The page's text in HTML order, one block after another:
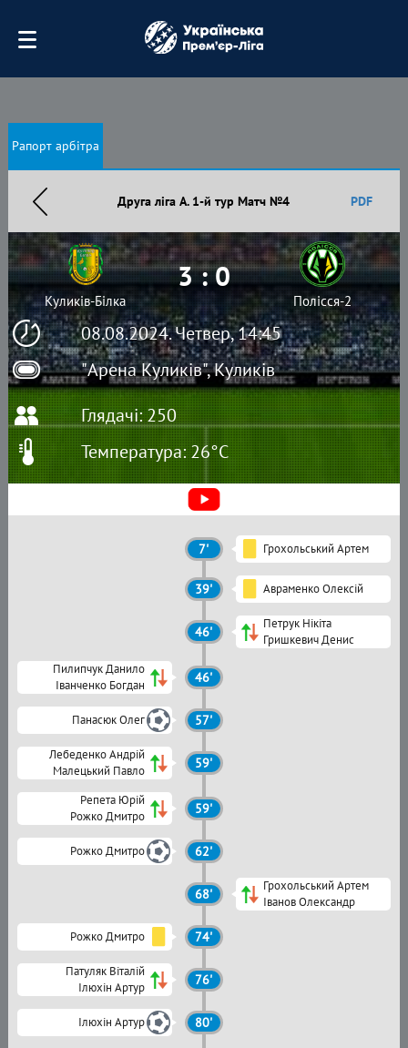
Рапорт арбітра
Друга ліга А. 1-й тур Матч №4 PDF
08.08.2024. Четвер, 14:45
"Арена Куликів", Куликів
Куликів-Білка
3 : 0
Полісся-2
Глядачі: 250
Температура: 26°C
7' Грохольський Артем
39' Авраменко Олексій
46'
Петрук Нікіта
Гришкевич Денис
Пилипчук Данило
Іванченко Богдан
46'
Панасюк Олег 57'
Лебеденко Андрій
Малецький Павло
59'
Репета Юрій
Рожко Дмитро
59'
Рожко Дмитро 62'
68'
Грохольський Артем
Іванов Олександр
Рожко Дмитро 74'
Патуляк Віталій
Ілюхін Артур
76'
Ілюхін Артур 80'